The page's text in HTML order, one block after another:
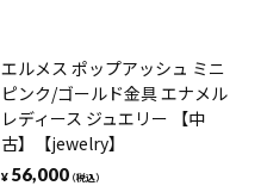
エルメス ポップアッシュ ミニ
ピンク/ゴールド金具 エナメル
レディース ジュエリー 【中
古】【jewelry】
¥ 56,000（税込）